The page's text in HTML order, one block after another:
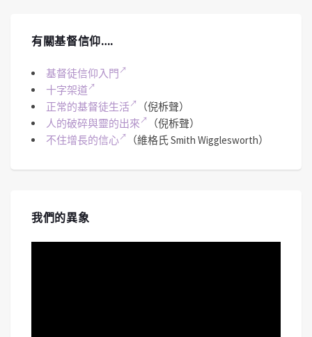
有關基督信仰….
基督徒信仰入門
十字架道
正常的基督徒生活
（倪柝聲）
人的破碎與靈的出來
（倪柝聲）
不住增長的信心
（維格氏 Smith Wigglesworth）
我們的異象